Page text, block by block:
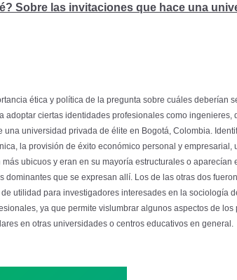
Sobre las invitaciones que hace una
ética y política de la pregunta sobre cuáles
adoptar ciertas identidades profesionales como
una universidad privada de élite en Bogotá, Colombia.
la provisión de éxito económico personal y
ubicuos y eran en su mayoría estructurales o
dominantes que se expresan allí. Los de las otras dos
utilidad para investigadores interesades en la
ya que permite vislumbrar algunos aspectos de
en otras universidades o centros educativos en general.